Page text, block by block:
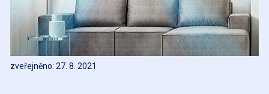
zveřejněno: 27. 8. 2021